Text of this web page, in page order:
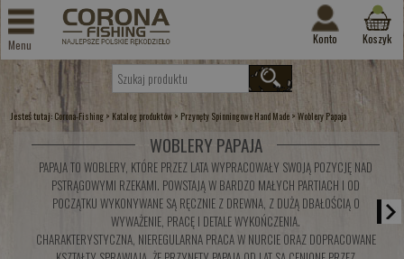
Menu Konto Koszyk
Jesteś tutaj: Corona-Fishing > Katalog produktów > Przynęty Spinningowe Hand Made >Woblery Papaja
WOBLERY PAPAJA
PAPAJA TO WOBLERY, KTÓRE PRZEZ LATA WYPRACOWAŁY SWOJĄ POZYCJĘ NAD
PSTRĄGOWYMI RZEKAMI. POWSTAJĄ W BARDZO MAŁYCH PARTIACH I OD
POCZĄTKU WYKONYWANE SĄ RĘCZNIE Z DREWNA, Z DUŻĄ DBAŁOŚCIĄ O
WYWAŻENIE, PRACĘ I DETALE WYKOŃCZENIA.
CHARAKTERYSTYCZNA, NIEREGULARNA PRACA W NURCIE ORAZ DOPRACOWANE